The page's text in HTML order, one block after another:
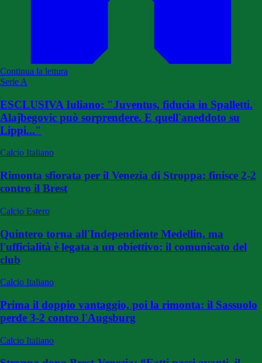
Continua la lettura
Serie A
ESCLUSIVA Iuliano: "Juventus, fiducia in Spalletti.
Alajbegovic può sorprendere. E quell'aneddoto su
Lippi..."
Calcio Italiano
Rimonta sfiorata per il Venezia di Stroppa: finisce 2-2
contro il Brest
Calcio Estero
Quintero torna all'Independiente Medellin, ma
l'ufficialità è legata a un obiettivo: il comunicato del
club
Calcio Italiano
Prima il doppio vantaggio, poi la rimonta: il Sassuolo
perde 3-2 contro l'Augsburg
Calcio Italiano